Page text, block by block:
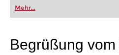
oder bereits auf Turnierniveau
FRITZ trainieren Sie effizienter,
individueller als je zuvor.
Mehr...
Begrüßung